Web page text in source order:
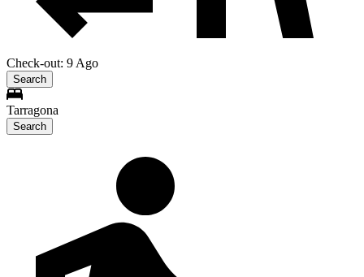
Check-out: 9 Ago
Search
Tarragona
Search